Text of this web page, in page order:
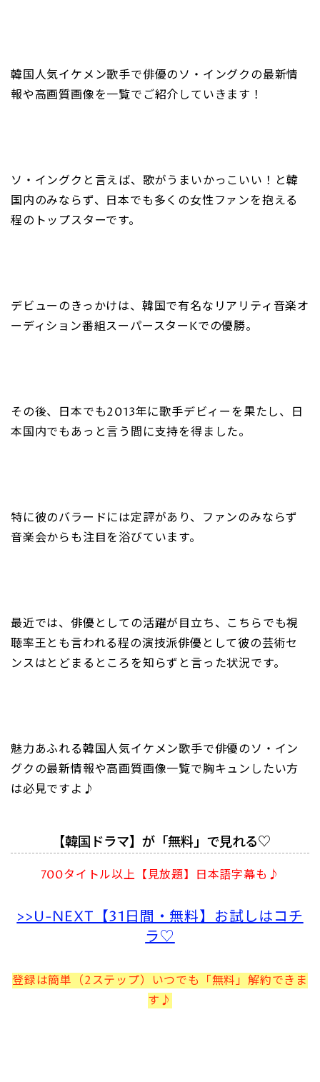
韓国人気イケメン歌手で俳優のソ・イングクの最新情
報や高画質画像を一覧でご紹介していきます！
ソ・イングクと言えば、歌がうまいかっこいい！と韓
国内のみならず、日本でも多くの女性ファンを抱える
程のトップスターです。
デビューのきっかけは、韓国で有名なリアリティ音楽オ
ーディション番組スーパースターKでの優勝。
その後、日本でも2013年に歌手デビィーを果たし、日
本国内でもあっと言う間に支持を得ました。
特に彼のバラードには定評があり、ファンのみならず
音楽会からも注目を浴びています。
最近では、俳優としての活躍が目立ち、こちらでも視
聴率王とも言われる程の演技派俳優として彼の芸術セ
ンスはとどまるところを知らずと言った状況です。
魅力あふれる韓国人気イケメン歌手で俳優のソ・イン
グクの最新情報や高画質画像一覧で胸キュンしたい方
は必見ですよ♪
【韓国ドラマ】が「無料」で見れる♡
700タイトル以上【見放題】日本語字幕も♪
>>U-NEXT【31日間・無料】お試しはコチ
ラ♡
登録は簡単（2ステップ）いつでも「無料」解約できま
す♪